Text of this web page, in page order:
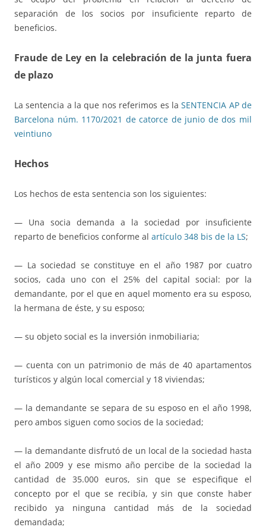
separación de los socios por insuficiente reparto de
beneficios.
Fraude de Ley en la celebración de la junta fuera
de plazo
La sentencia a la que nos referimos es laSENTENCIA AP de
Barcelona núm. 1170/2021 de catorce de junio de dos mil
veintiuno
Hechos
Los hechos de esta sentencia son los siguientes:
— Una socia demanda a la sociedad por insuficiente
reparto de beneficios conforme al artículo 348 bis de la LS;
— La sociedad se constituye en el año 1987 por cuatro
socios, cada uno con el 25% del capital social: por la
demandante, por el que en aquel momento era su esposo,
la hermana de éste, y su esposo;
— su objeto social es la inversión inmobiliaria;
— cuenta con un patrimonio de más de 40 apartamentos
turísticos y algún local comercial y 18 viviendas;
— la demandante se separa de su esposo en el año 1998,
pero ambos siguen como socios de la sociedad;
— la demandante disfrutó de un local de la sociedad hasta
el año 2009 y ese mismo año percibe de la sociedad la
cantidad de 35.000 euros, sin que se especifique el
concepto por el que se recibía, y sin que conste haber
recibido ya ninguna cantidad más de la sociedad
demandada;